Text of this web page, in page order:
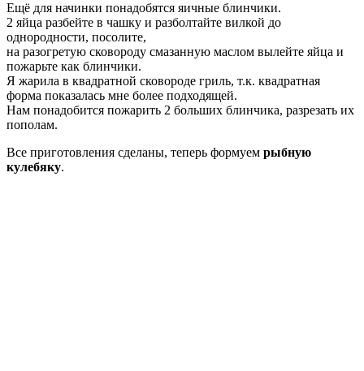
Ещё для начинки понадобятся яичные блинчики.
2 яйца разбейте в чашку и разболтайте вилкой до
однородности, посолите,
на разогретую сковороду смазанную маслом вылейте яйца и
пожарьте как блинчики.
Я жарила в квадратной сковороде гриль, т.к. квадратная
форма показалась мне более подходящей.
Нам понадобится пожарить 2 больших блинчика, разрезать их
пополам.
Все приготовления сделаны, теперь формуем рыбную
кулебяку.